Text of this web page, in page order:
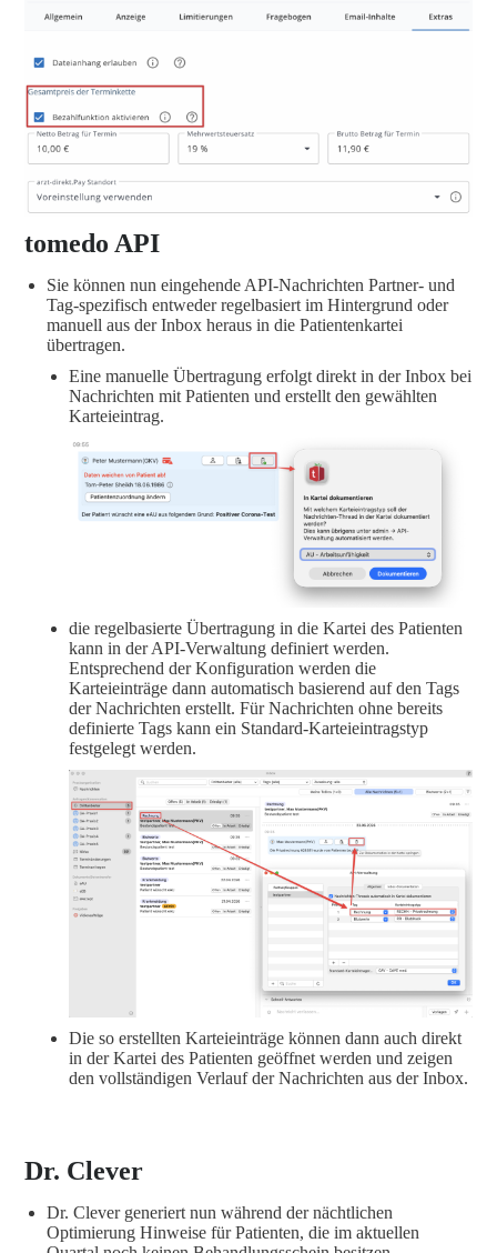
tomedo API
Sie können nun eingehende API-Nachrichten Partner- und
Tag-spezifisch entweder regelbasiert im Hintergrund oder
manuell aus der Inbox heraus in die Patientenkartei
übertragen.
Eine manuelle Übertragung erfolgt direkt in der Inbox bei
Nachrichten mit Patienten und erstellt den gewählten
Karteieintrag.
die regelbasierte Übertragung in die Kartei des Patienten
kann in der API-Verwaltung definiert werden.
Entsprechend der Konfiguration werden die
Karteieinträge dann automatisch basierend auf den Tags
der Nachrichten erstellt. Für Nachrichten ohne bereits
definierte Tags kann ein Standard-Karteieintragstyp
festgelegt werden.
Die so erstellten Karteieinträge können dann auch direkt
in der Kartei des Patienten geöffnet werden und zeigen
den vollständigen Verlauf der Nachrichten aus der Inbox.
Dr. Clever
Dr. Clever generiert nun während der nächtlichen
Optimierung Hinweise für Patienten, die im aktuellen